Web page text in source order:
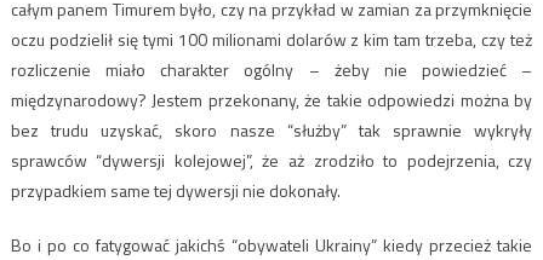
całym panem Timurem było, czy na przykład w zamian za przymknięcie
oczu podzielił się tymi 100 milionami dolarów z kim tam trzeba, czy też
rozliczenie miało charakter ogólny – żeby nie powiedzieć –
międzynarodowy? Jestem przekonany, że takie odpowiedzi można by
bez trudu uzyskać, skoro nasze “służby” tak sprawnie wykryły
sprawców “dywersji kolejowej”, że aż zrodziło to podejrzenia, czy
przypadkiem same tej dywersji nie dokonały.
Bo i po co fatygować jakichś “obywateli Ukrainy” kiedy przecież takie